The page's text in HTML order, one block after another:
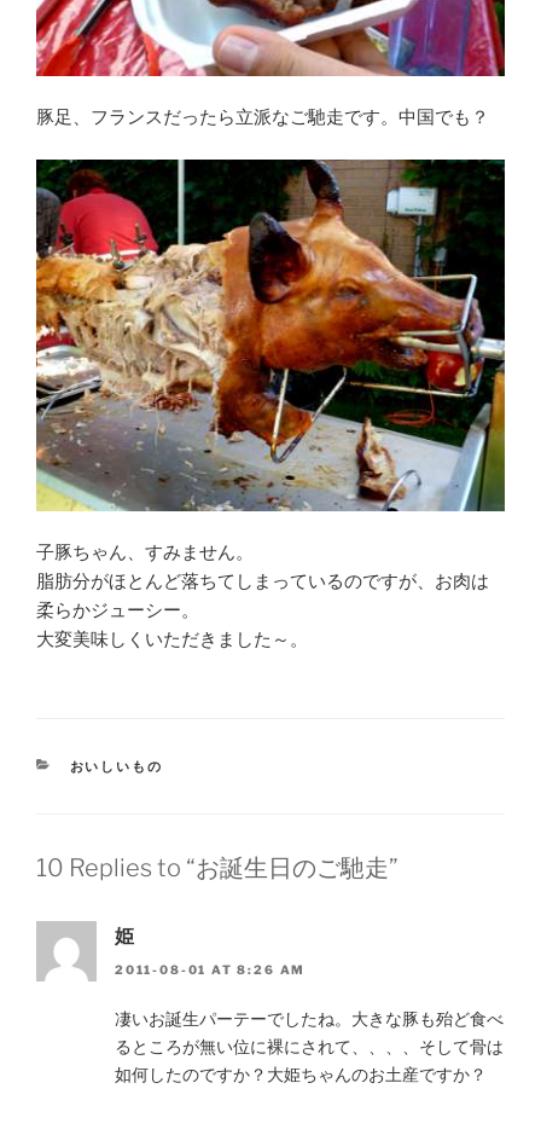
豚足、フランスだったら立派なご馳走です。中国でも？
子豚ちゃん、すみません。
脂肪分がほとんど落ちてしまっているのですが、お肉は
柔らかジューシー。
大変美味しくいただきました～。
CATEGORIES
おいしいもの
10 Replies to “お誕生日のご馳走”
姫
2011-08-01 AT 8:26 AM
凄いお誕生パーテーでしたね。大きな豚も殆ど食べ
るところが無い位に裸にされて、、、、そして骨は
如何したのですか？大姫ちゃんのお土産ですか？